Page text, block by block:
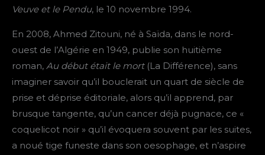
Veuve et le Pendu, le 10 novembre 1994.
En 2008, Ahmed Zitouni, né à Saïda, dans le nord-
ouest de l’Algérie en 1949, publie son huitième
roman, Au début était le mort (La Différence), sans
imaginer savoir qu’il bouclerait un quart de siècle de
prise et déprise éditoriale, alors qu’il apprend, par
brusque tangente, qu’un cancer déjà pugnace, ce «
coquelicot noir » qu’il évoquera souvent par les suites,
a noué tige funeste dans son oesophage, et n’aspire